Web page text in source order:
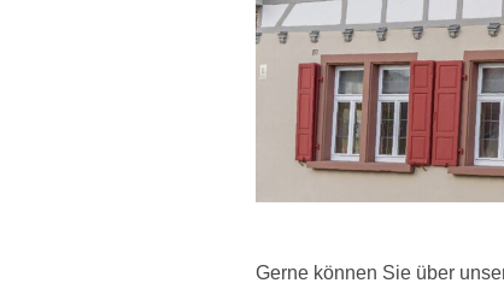
Gerne können Sie über